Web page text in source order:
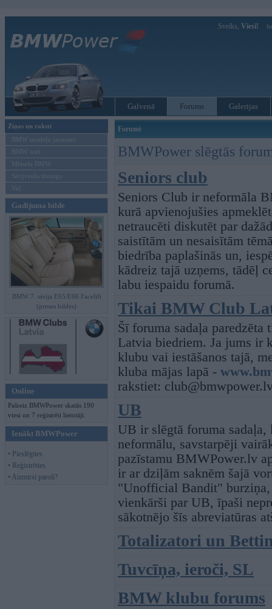
Sveiks, Viesi!
Galvenā Forums Galerijas
Ziņas un raksti
BMW modeļu jaunumi
BMW testi
Mēneša BMW
Sērijveida tūnings
Vel...
Gadījuma bilde
BMW 7. sērija E65/E66 Facelift
(preses bildes)
Online
Pašreiz BMWPower skatās 190
viesi un 7 reģistrēti lietotāji.
Ienākt BMWPower
• Pieslēgties
• Reģistrēties
• Aizmirsi paroli?
Forumi
BMWPower slēgtās
Seniors club
Seniors Club ir neformāla
kurā apvienojušies
netraucēti diskutēt par
saistītām un nesaisītām
biedrība paplašinās un,
kādreiz tajā uzņems, tādēļ
labu iespaidu forumā.
Tikai BMW Club
Šī foruma sadaļa
Latvia biedriem. Ja jums ir
klubu vai iestāšanos tajā,
kluba mājas lapā -
rakstiet: club@bmwpower.lv
UB
UB ir slēgtā foruma sadaļa,
neformālu, savstarpēji
pazīstamu BMWPower.lv
ir ar dziļām saknēm šajā
"Unofficial Bandit" burziņa,
vienkārši par UB, īpaši
sākotnējo šīs abreviatūras
Totalizatori un
Tuvcīņa, ieroči, SL
BMW klubu forums